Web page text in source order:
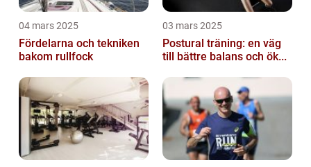
04 mars 2025
Fördelarna och tekniken
bakom rullfock
03 mars 2025
Postural träning: en väg
till bättre balans och ök...